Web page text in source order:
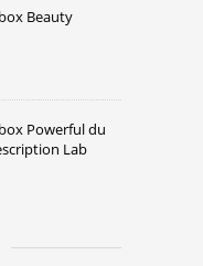
Beauty
Powerful du
Lab